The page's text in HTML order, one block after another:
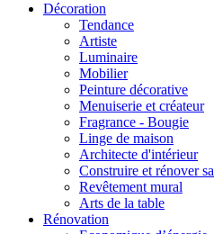
Décoration
Tendance
Artiste
Luminaire
Mobilier
Peinture décorative
Menuiserie et créateur
Fragrance - Bougie
Linge de maison
Architecte d'intérieur
Construire et rénover
Revêtement mural
Arts de la table
Rénovation